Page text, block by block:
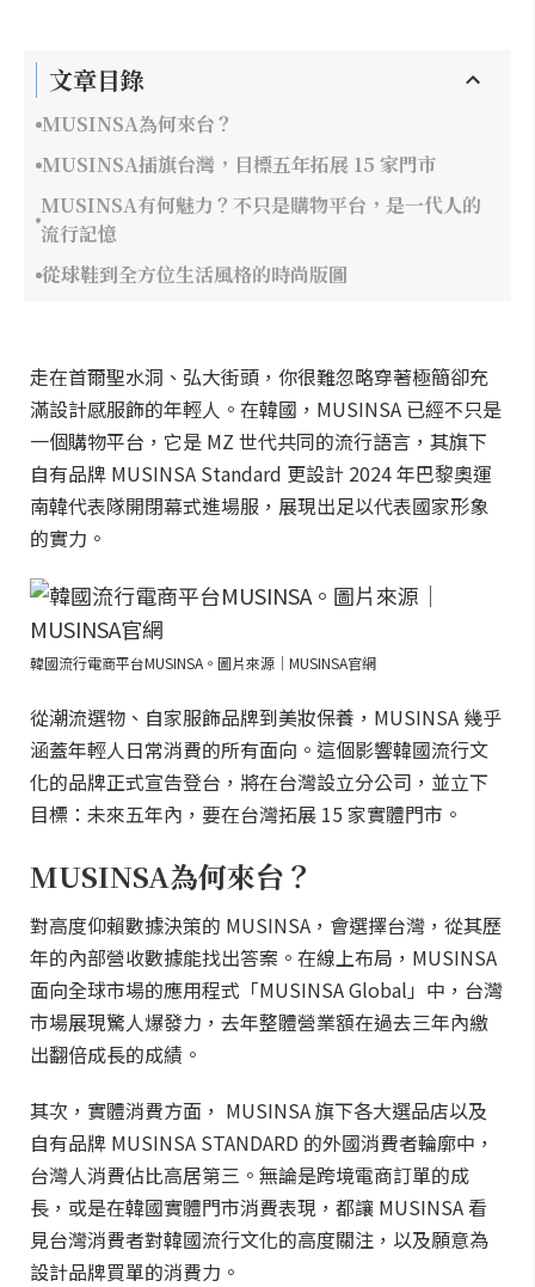
文章目錄
MUSINSA為何來台？
MUSINSA插旗台灣，目標五年拓展 15 家門市
MUSINSA有何魅力？不只是購物平台，是一代人的
流行記憶
從球鞋到全方位生活風格的時尚版圖
走在首爾聖水洞、弘大街頭，你很難忽略穿著極簡卻充
滿設計感服飾的年輕人。在韓國，MUSINSA 已經不只是
一個購物平台，它是 MZ 世代共同的流行語言，其旗下
自有品牌 MUSINSA Standard 更設計 2024 年巴黎奧運
南韓代表隊開閉幕式進場服，展現出足以代表國家形象
的實力。
韓國流行電商平台MUSINSA。圖片來源｜MUSINSA官網
從潮流選物、自家服飾品牌到美妝保養，MUSINSA 幾乎
涵蓋年輕人日常消費的所有面向。這個影響韓國流行文
化的品牌正式宣告登台，將在台灣設立分公司，並立下
目標：未來五年內，要在台灣拓展 15 家實體門市。
MUSINSA為何來台？
對高度仰賴數據決策的 MUSINSA，會選擇台灣，從其歷
年的內部營收數據能找出答案。在線上布局，MUSINSA
面向全球市場的應用程式「MUSINSA Global」中，台灣
市場展現驚人爆發力，去年整體營業額在過去三年內繳
出翻倍成長的成績。
其次，實體消費方面， MUSINSA 旗下各大選品店以及
自有品牌 MUSINSA STANDARD 的外國消費者輪廓中，
台灣人消費佔比高居第三。無論是跨境電商訂單的成
長，或是在韓國實體門市消費表現，都讓 MUSINSA 看
見台灣消費者對韓國流行文化的高度關注，以及願意為
設計品牌買單的消費力。